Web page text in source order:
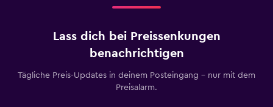
Lass dich bei Preissenkungen
benachrichtigen
Tägliche Preis-Updates in deinem Posteingang – nur mit dem
Preisalarm.